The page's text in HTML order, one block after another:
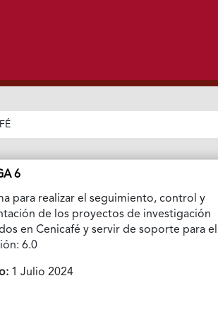
6
para realizar el seguimiento, control y
de los proyectos de investigación
en Cenicafé y servir de soporte para el
6.0
1 Julio 2024